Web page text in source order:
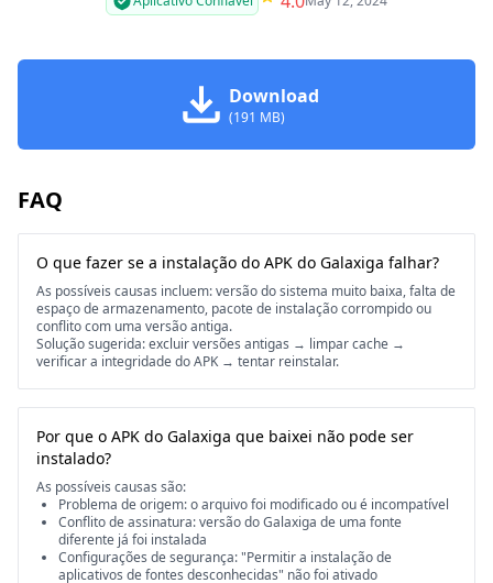
Download
(191 MB)
FAQ
O que fazer se a instalação do APK do Galaxiga falhar?
As possíveis causas incluem: versão do sistema muito baixa, falta de
espaço de armazenamento, pacote de instalação corrompido ou
conflito com uma versão antiga.
Solução sugerida: excluir versões antigas → limpar cache →
verificar a integridade do APK → tentar reinstalar.
Por que o APK do Galaxiga que baixei não pode ser
instalado?
As possíveis causas são:
Problema de origem: o arquivo foi modificado ou é incompatível
Conflito de assinatura: versão do Galaxiga de uma fonte
diferente já foi instalada
Configurações de segurança: "Permitir a instalação de
aplicativos de fontes desconhecidas" não foi ativado